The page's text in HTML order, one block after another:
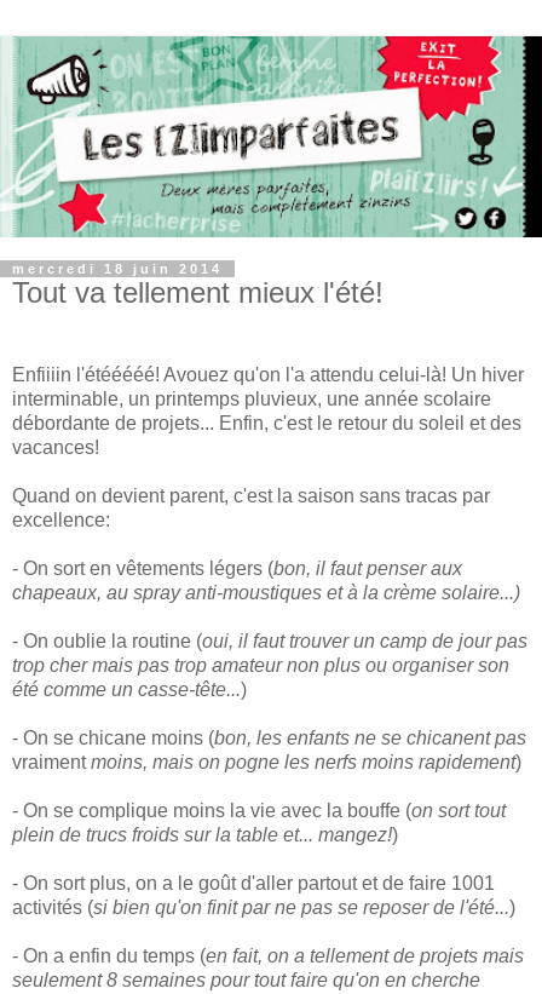
mercredi 18 juin 2014
Tout va tellement mieux l'été!
Enfiiiin l'étééééé! Avouez qu'on l'a attendu celui-là! Un hiver
interminable, un printemps pluvieux, une année scolaire
débordante de projets... Enfin, c'est le retour du soleil et des
vacances!
Quand on devient parent, c'est la saison sans tracas par
excellence:
- On sort en vêtements légers (bon, il faut penser aux
chapeaux, au spray anti-moustiques et à la crème solaire...)
- On oublie la routine (oui, il faut trouver un camp de jour pas
trop cher mais pas trop amateur non plus ou organiser son
été comme un casse-tête...)
- On se chicane moins (bon, les enfants ne se chicanent pas
vraimentmoins, mais on pogne les nerfs moins rapidement)
- On se complique moins la vie avec la bouffe (on sort tout
plein de trucs froids sur la table et... mangez!)
- On sort plus, on a le goût d'aller partout et de faire 1001
activités (si bien qu'on finit par ne pas se reposer de l'été...)
- On a enfin du temps (en fait, on a tellement de projets mais
seulement 8 semaines pour tout faire qu'on en cherche